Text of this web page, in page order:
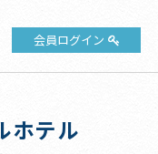
会員ログイン
ホテル